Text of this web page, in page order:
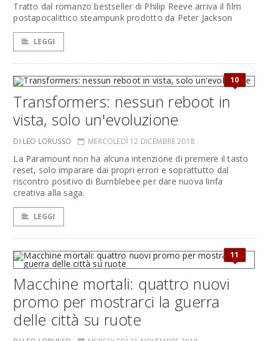
Tratto dal romanzo bestseller di Philip Reeve arriva il film
postapocalittico steampunk prodotto da Peter Jackson
LEGGI
10
Transformers: nessun reboot in
vista, solo un'evoluzione
DI LEO LORUSSO MERCOLEDÌ 12 DICEMBRE 2018
La Paramount non ha alcuna intenzione di premere il tasto
reset, solo imparare dai propri errori e soprattutto dal
riscontro positivo di Bumblebee per dare nuova linfa
creativa alla saga.
LEGGI
11
Macchine mortali: quattro nuovi
promo per mostrarci la guerra
delle città su ruote